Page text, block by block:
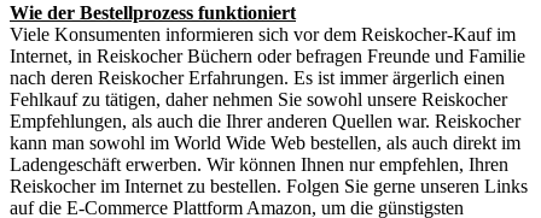
Wie der Bestellprozess funktioniert
Viele Konsumenten informieren sich vor dem Reiskocher-Kauf im
Internet, in Reiskocher Büchern oder befragen Freunde und Familie
nach deren Reiskocher Erfahrungen. Es ist immer ärgerlich einen
Fehlkauf zu tätigen, daher nehmen Sie sowohl unsere Reiskocher
Empfehlungen, als auch die Ihrer anderen Quellen war. Reiskocher
kann man sowohl im World Wide Web bestellen, als auch direkt im
Ladengeschäft erwerben. Wir können Ihnen nur empfehlen, Ihren
Reiskocher im Internet zu bestellen. Folgen Sie gerne unseren Links
auf die E-Commerce Plattform Amazon, um die günstigsten